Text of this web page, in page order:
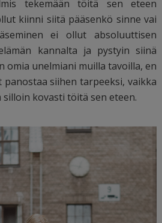
tekemään töitä sen eteen
kiinni siitä pääsenkö sinne vai
ei ollut absoluuttisen
kannalta ja pystyin siinä
omia unelmiani muilla tavoilla, en
siihen tarpeeksi, vaikka
kovasti töitä sen eteen.